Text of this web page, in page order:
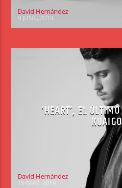
David Hernández
9 JUNE, 2019
‘HEART’, EL
David Hernández
19 MAY, 2019